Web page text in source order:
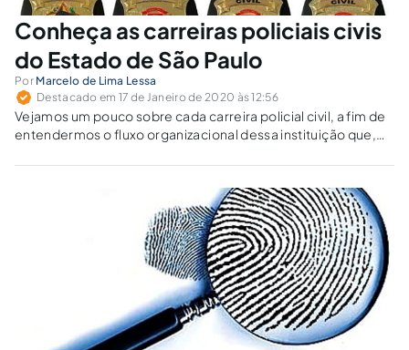
Conheça as carreiras policiais civis
do Estado de São Paulo
Por Marcelo de Lima Lessa
Destacado em 17 de Janeiro de 2020 às 12:56
Vejamos um pouco sobre cada carreira policial civil, a fim de
entendermos o fluxo organizacional dessa instituição que,
Estado e à defesa da ordem jurídica, e que tem por
finalidade as atividades de polícia judiciária, administrativa e
preventiva especializada.